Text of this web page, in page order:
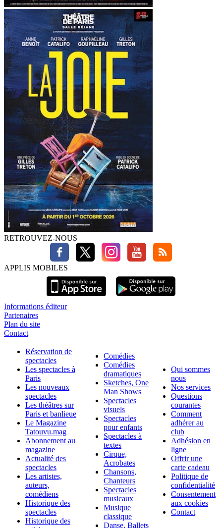
RETROUVEZ-NOUS
APPLIS MOBILES
Informations éditeur
Partenaires
Plan du site
Contact
Réservation de
spectacles
Les spectacles à
Paris
Les nouveaux
spectacles
Les théâtres sur
Paris et banlieue
Le Magazine
Tatouvu.mag
Abonnement au
magazine
Actualité des
spectacles
Les artistes,
auteurs,
comédiens
Historique des
spectacles
Historique des
Comédies
Comédies
dramatiques
Sketches, One
Man Shows
Spectacles
visuels
Spectacles
pour enfants
Spectacles à
textes
Cirque,
Acrobates
Chansons,
Chanteurs
Spectacles
musicaux
Musique
classique
Danse, Ballets
Qui sommes
nous
Nos services
Questions
courantes
Comment
adhérer au
club
Adhésion en
ligne
Offrir une
carte cadeau
Politique de
confidentialité
Consentement
aux cookies
Contact